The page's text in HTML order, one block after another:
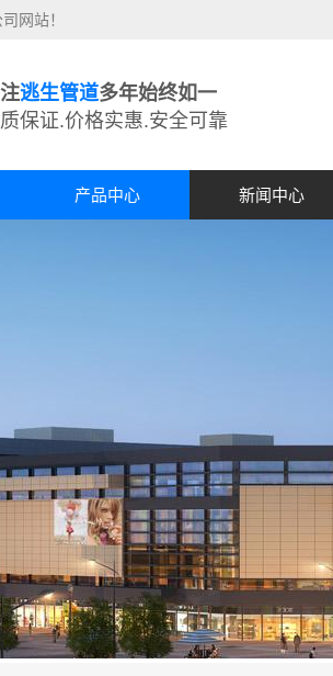
网站！
逃生管道多年始终如一
保证.价格实惠.安全可靠
产品中心 新闻中心